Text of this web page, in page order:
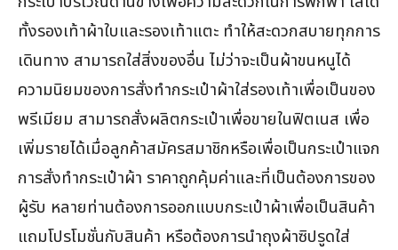
ทั้งรองเท้าผ้าใบและรองเท้าแตะ ทำให้สะดวกสบายทุกการ
เดินทาง สามารถใส่สิ่งของอื่น ไม่ว่าจะเป็นผ้าขนหนูได้
ความนิยมของการสั่งทำกระเป๋าผ้าใส่รองเท้าเพื่อเป็นของ
พรีเมียม สามารถสั่งผลิตกระเป๋าเพื่อขายในฟิตเนส เพื่อ
เพิ่มรายได้เมื่อลูกค้าสมัครสมาชิกหรือเพื่อเป็นกระเป๋าแจก
การสั่งทำกระเป๋าผ้า ราคาถูกคุ้มค่าและที่เป็นต้องการของ
ผู้รับ หลายท่านต้องการออกแบบกระเป๋าผ้าเพื่อเป็นสินค้า
แถมโปรโมชั่นกับสินค้า หรือต้องการนำถุงผ้าซิปรูดใส่